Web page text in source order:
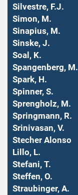
Silvestre, F.J.
Simon, M.
Sinapius, M.
Sinske, J.
Soal, K.
Spangenberg, M.
Spark, H.
Spinner, S.
Sprengholz, M.
Springmann, R.
Srinivasan, V.
Stecher Alonso
Lillo, L.
Stefani, T.
Steffen, O.
Straubinger, A.